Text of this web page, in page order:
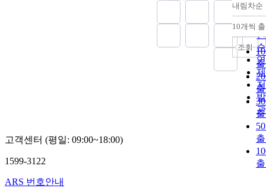
순
순
내림차순
10개씩
조회
고객센터 (평일: 09:00~18:00)
1599-3122
ARS 번호안내